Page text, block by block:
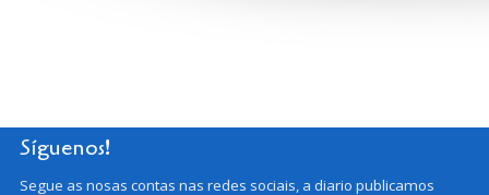
Síguenos!
Segue as nosas contas nas redes sociais, a diario publicamos